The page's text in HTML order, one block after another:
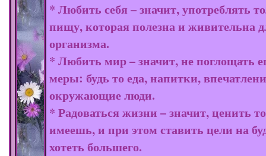
* Любить себя – значит, употреблять
пищу, которая полезна и живительна
организма.
* Любить мир – значит, не поглощать
меры: будь то еда, напитки,
окружающие люди.
* Радоваться жизни – значит, ценить
имеешь, и при этом ставить цели на
хотеть большего.